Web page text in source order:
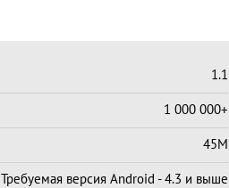
1.1
1 000 000+
45M
Требуемая версия Android - 4.3 и выше